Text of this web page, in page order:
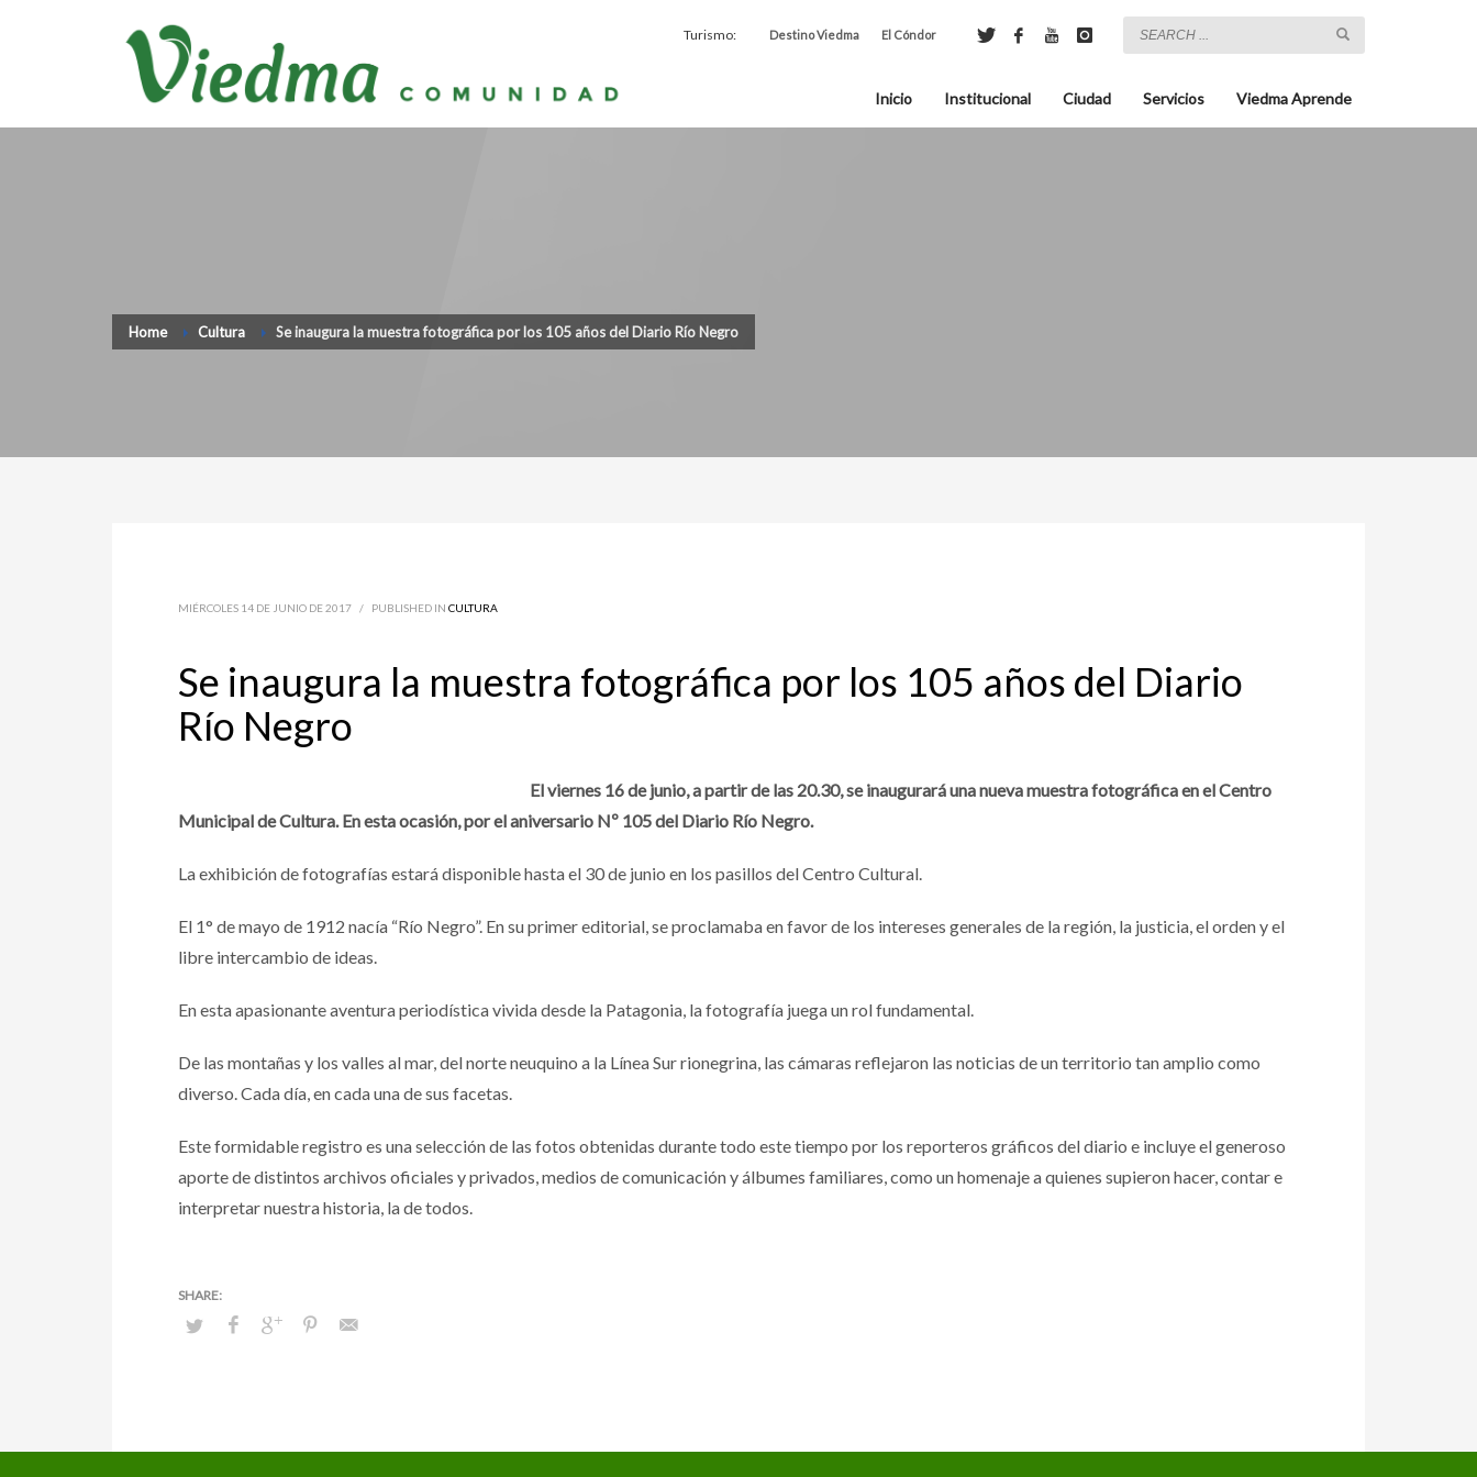
Turismo: Destino Viedma El Cóndor
Inicio Institucional Ciudad Servicios Viedma Aprende
Home Cultura Se inaugura la muestra fotográfica por los 105 años del Diario Río Negro
MIÉRCOLES 14 DE JUNIO DE 2017 / PUBLISHED IN CULTURA
Se inaugura la muestra fotográfica por los 105 años del Diario
Río Negro
El viernes 16 de junio, a partir de las 20.30, se inaugurará una nueva muestra fotográfica en el Centro
Municipal de Cultura. En esta ocasión, por el aniversario Nº 105 del Diario Río Negro.
La exhibición de fotografías estará disponible hasta el 30 de junio en los pasillos del Centro Cultural.
El 1° de mayo de 1912 nacía “Río Negro”. En su primer editorial, se proclamaba en favor de los intereses generales de la región, la justicia, el orden y el
libre intercambio de ideas.
En esta apasionante aventura periodística vivida desde la Patagonia, la fotografía juega un rol fundamental.
De las montañas y los valles al mar, del norte neuquino a la Línea Sur rionegrina, las cámaras reflejaron las noticias de un territorio tan amplio como
diverso. Cada día, en cada una de sus facetas.
Este formidable registro es una selección de las fotos obtenidas durante todo este tiempo por los reporteros gráficos del diario e incluye el generoso
aporte de distintos archivos oficiales y privados, medios de comunicación y álbumes familiares, como un homenaje a quienes supieron hacer, contar e
interpretar nuestra historia, la de todos.